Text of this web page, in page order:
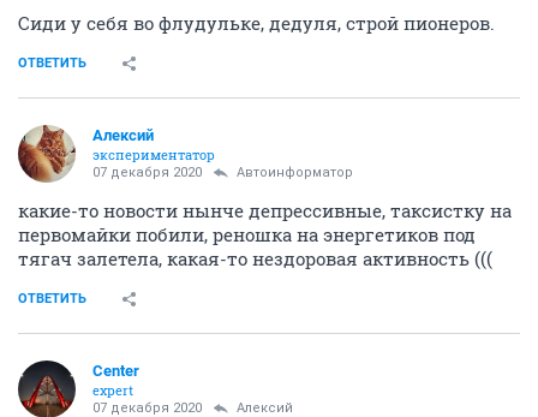
Сиди у себя во флудульке, дедуля, строй пионеров.
ОТВЕТИТЬ
Алексий
экспериментатор
07 декабря 2020 Автоинформатор
какие-то новости нынче депрессивные, таксистку на
первомайки побили, реношка на энергетиков под
тягач залетела, какая-то нездоровая активность (((
ОТВЕТИТЬ
Center
expert
07 декабря 2020 Алексий